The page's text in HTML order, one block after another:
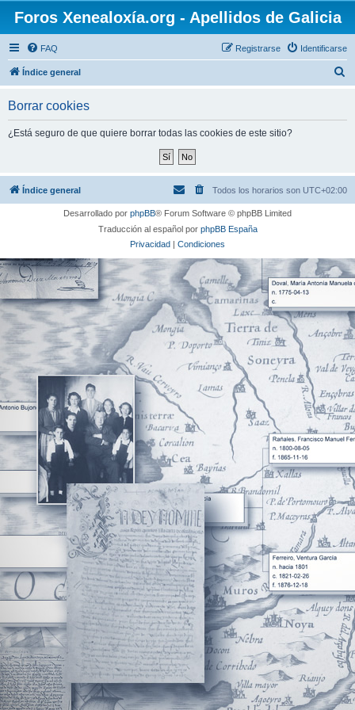
Foros Xenealoxía.org - Apellidos de Galicia
FAQ Identificarse
Registrarse
Índice general
Borrar cookies
¿Está seguro de que quiere borrar todas las cookies de este sitio?
Índice general Todos los horarios son UTC+02:00
Desarrollado por phpBB® Forum Software © phpBB Limited
Traducción al español por phpBB España
Privacidad | Condiciones